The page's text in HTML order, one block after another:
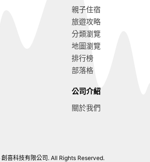
親子住宿
旅遊攻略
分類瀏覽
地圖瀏覽
排行榜
部落格
公司介紹
關於我們
喜科技有限公司. All Rights Reserved.